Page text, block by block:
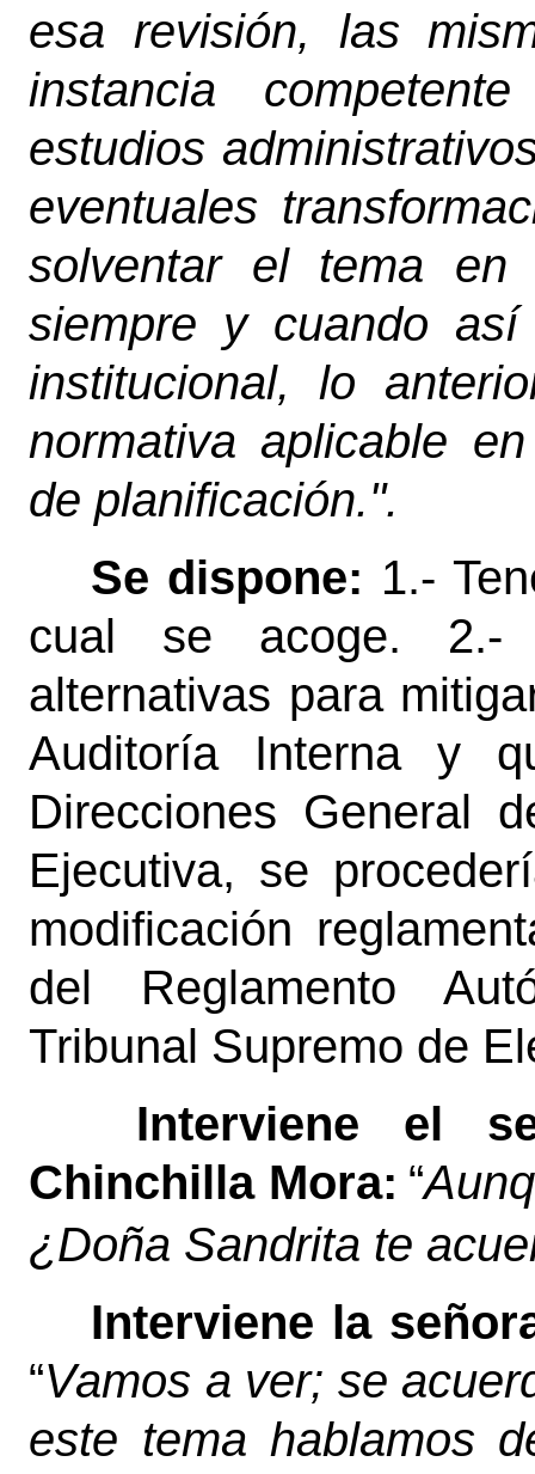
esa revisión, las
instancia
estudios
eventuales
solventar el tema en
siempre y cuando
institucional, lo
normativa aplicable
de planificación.".
Se dispone: 1.-
cual se acoge. 2.-
alternativas para
Auditoría Interna y
Direcciones General
Ejecutiva, se
modificación
del Reglamento
Tribunal Supremo de
Interviene el
Chinchilla Mora: “
¿Doña Sandrita te
Interviene la
“Vamos a ver; se
este tema hablamos